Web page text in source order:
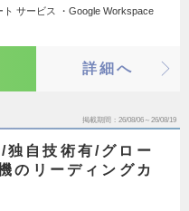
ト サービス ・Google Workspace
詳細へ
掲載期間 26/08/06～26/08/19
独自技術有/グロー
のリーディングカ